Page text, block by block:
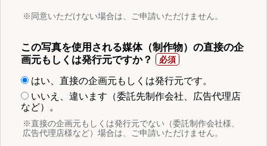
※同意いただけない場合は、ご申請いただけません。
この写真を使用される媒体（制作物）の直接の企
画元もしくは発行元ですか？
はい、直接の企画元もしくは発行元です。
いいえ、違います（委託先制作会社、広告代理店
など）。
※直接の企画元もしくは発行元でない（委託制作会社様、
広告代理店様など）場合は、ご申請いただけません。